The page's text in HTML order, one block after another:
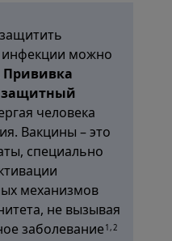
инфекции можно
Прививка
защитный
человека
Вакцины – это
специально
механизмов
не вызывая
заболевание1,2